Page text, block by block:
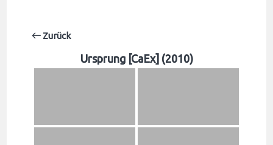
Zurück
Ursprung [CaEx] (2010)